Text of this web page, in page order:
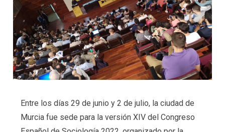
Entre los días 29 de junio y 2 de julio, la ciudad de
Murcia fue sede para la versión XIV del Congreso